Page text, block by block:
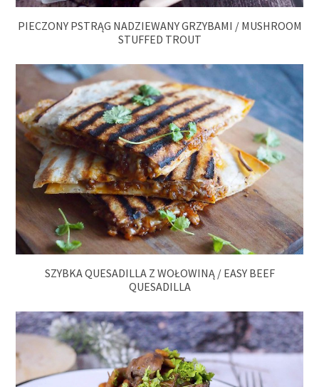
PIECZONY PSTRĄG NADZIEWANY GRZYBAMI / MUSHROOM
STUFFED TROUT
SZYBKA QUESADILLA Z WOŁOWINĄ / EASY BEEF
QUESADILLA